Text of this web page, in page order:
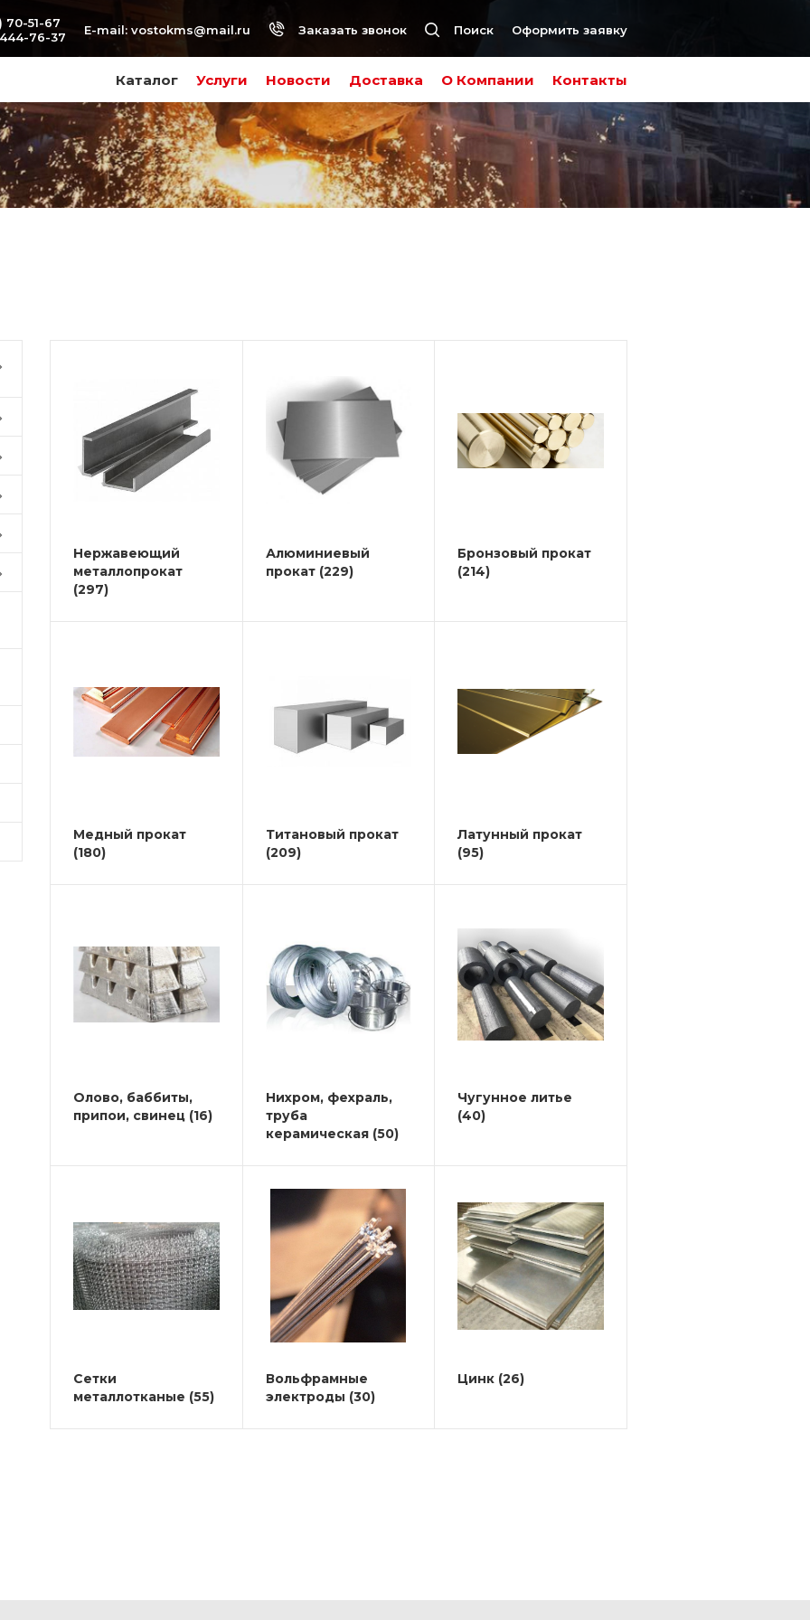
Каталог Услуги Новости Доставка О Компании Контакты
70-51-67
76-37
E-mail: vostokms@mail.ru Заказать звонок Поиск Оформить заявку
Нержавеющий
металлопрокат
(297)
Алюминиевый
прокат (229)
Бронзовый прокат
(214)
Медный прокат
(180)
Титановый прокат
(209)
Латунный прокат
(95)
Олово, баббиты,
припои, свинец (16)
Нихром, фехраль,
труба
керамическая (50)
Чугунное литье
(40)
Сетки
металлотканые (55)
Вольфрамные
электроды (30)
Цинк (26)